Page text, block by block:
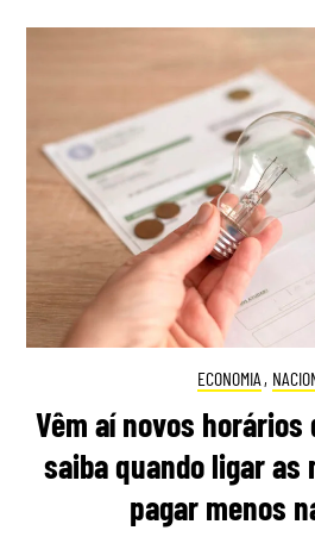
ECONOMIA ,
Vêm aí novos
saiba quando ligar as
pagar menos